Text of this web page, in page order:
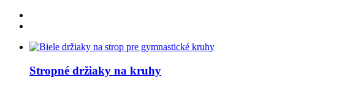
Stropné držiaky na kruhy